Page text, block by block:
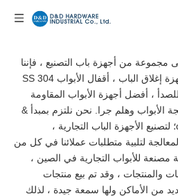
من أجهزة باب التصنيع ، فإننا
نقدم منتجات متنوعة ، مثل أجهزة إغلاق الباب ، أقفال الأبواب SS 304
، أفضل أجهزة الأبواب المقاومة
الأبواب وهلم جرا. نحن نلتزم بمبدأ &
quot؛ الجودة هي حياتنا & quot؛ لتصنيع الأجهزة الباب التجارية ،
لتلبية متطلبات عملائنا في كل من
مصنعة للأبواب التجارية في الصين ،
والمنتجات ، وقد تم بيع منتجات
من الأماكن ولها سمعة جيدة ، لذلك